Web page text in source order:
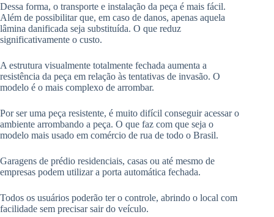
Dessa forma, o transporte e instalação da peça é mais fácil.
Além de possibilitar que, em caso de danos, apenas aquela
lâmina danificada seja substituída. O que reduz
significativamente o custo.
A estrutura visualmente totalmente fechada aumenta a
resistência da peça em relação às tentativas de invasão. O
modelo é o mais complexo de arrombar.
Por ser uma peça resistente, é muito difícil conseguir acessar o
ambiente arrombando a peça. O que faz com que seja o
modelo mais usado em comércio de rua de todo o Brasil.
Garagens de prédio residenciais, casas ou até mesmo de
empresas podem utilizar a porta automática fechada.
Todos os usuários poderão ter o controle, abrindo o local com
facilidade sem precisar sair do veículo.